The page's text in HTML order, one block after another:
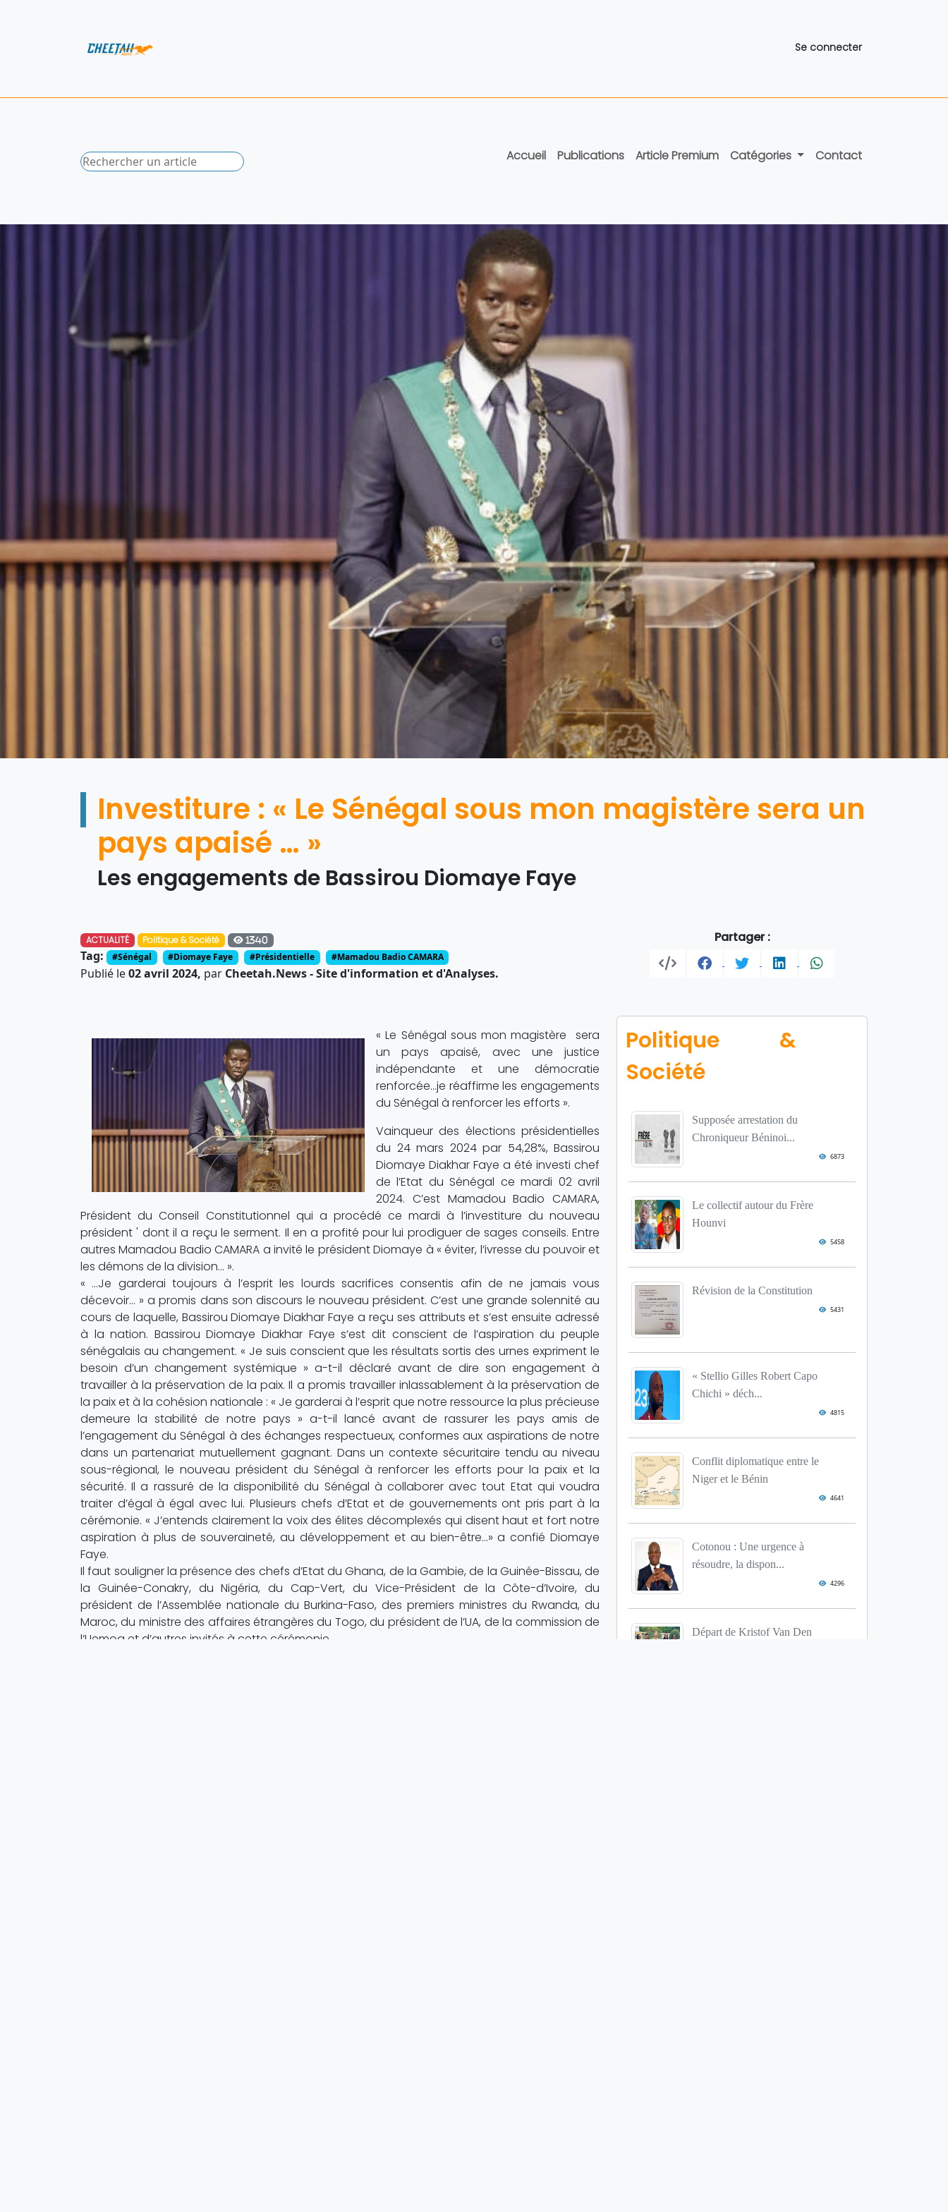
Se connecter
Accueil Publications Article Premium Catégories Contact
Investiture : « Le Sénégal sous mon magistère sera un
pays apaisé … »
Les engagements de Bassirou Diomaye Faye
ACTUALITÉ Politique & Société 1340
Tag: #Sénégal #Diomaye Faye #Présidentielle #Mamadou Badio CAMARA
Publié le02 avril 2024, par Cheetah.News - Site d'information et d'Analyses.
Partager :
« Le Sénégal sous mon magistère sera
un pays apaisé, avec une justice
indépendante et une démocratie
renforcée…je réaffirme les engagements
du Sénégal à renforcer les efforts ».
Vainqueur des élections présidentielles
du 24 mars 2024 par 54,28%, Bassirou
Diomaye Diakhar Faye a été investi chef
de l’Etat du Sénégal ce mardi 02 avril
2024. C’est Mamadou Badio CAMARA,
Président du Conseil Constitutionnel qui a procédé ce mardi à l’investiture du nouveau
président ' dont il a reçu le serment. Il en a profité pour lui prodiguer de sages conseils. Entre
autres Mamadou Badio CAMARA a invité le président Diomaye à « éviter, l’ivresse du pouvoir et
les démons de la division… ».
« …Je garderai toujours à l’esprit les lourds sacrifices consentis afin de ne jamais vous
décevoir… » a promis dans son discours le nouveau président. C’est une grande solennité au
cours de laquelle, Bassirou Diomaye Diakhar Faye a reçu ses attributs et s’est ensuite adressé
à la nation. Bassirou Diomaye Diakhar Faye s’est dit conscient de l’aspiration du peuple
sénégalais au changement. « Je suis conscient que les résultats sortis des urnes expriment le
besoin d’un changement systémique » a-t-il déclaré avant de dire son engagement à
travailler à la préservation de la paix. Il a promis travailler inlassablement à la préservation de
la paix et à la cohésion nationale : « Je garderai à l’esprit que notre ressource la plus précieuse
demeure la stabilité de notre pays » a-t-il lancé avant de rassurer les pays amis de
l’engagement du Sénégal à des échanges respectueux, conformes aux aspirations de notre
dans un partenariat mutuellement gagnant. Dans un contexte sécuritaire tendu au niveau
sous-régional, le nouveau président du Sénégal à renforcer les efforts pour la paix et la
sécurité. Il a rassuré de la disponibilité du Sénégal à collaborer avec tout Etat qui voudra
traiter d’égal à égal avec lui. Plusieurs chefs d’Etat et de gouvernements ont pris part à la
cérémonie. « J’entends clairement la voix des élites décomplexés qui disent haut et fort notre
aspiration à plus de souveraineté, au développement et au bien-être…» a confié Diomaye
Faye.
Il faut souligner la présence des chefs d’Etat du Ghana, de la Gambie, de la Guinée-Bissau, de
la Guinée-Conakry, du Nigéria, du Cap-Vert, du Vice-Président de la Côte-d’Ivoire, du
président de l’Assemblée nationale du Burkina-Faso, des premiers ministres du Rwanda, du
Maroc, du ministre des affaires étrangères du Togo, du président de l’UA, de la commission de
l’Uemoa et d’autres invités à cette cérémonie.
Politique &
Société
Supposée arrestation du
Chroniqueur Béninoi...
6873
Le collectif autour du Frère
Hounvi
5458
Révision de la Constitution
5431
« Stellio Gilles Robert Capo
Chichi » déch...
4815
Conflit diplomatique entre le
Niger et le Bénin
4641
Cotonou : Une urgence à
résoudre, la dispon...
4296
Départ de Kristof Van Den